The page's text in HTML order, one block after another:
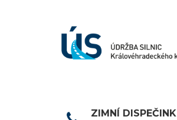
ZIMNÍ DISPEČINK